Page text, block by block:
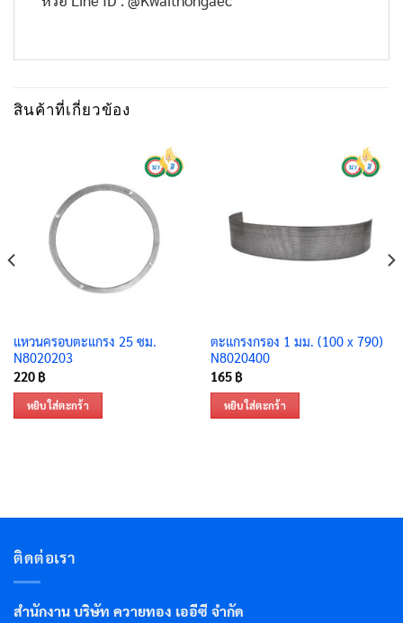
สินค้าที่เกี่ยวข้อง
แหวนครอบตะแกรง 25 ซม.
N8020203
220 ฿
หยิบใส่ตะกร้า
ตะแกรงกรอง 1 มม. (100 x 790)
N8020400
165 ฿
หยิบใส่ตะกร้า
ติดต่อเรา
สำนักงาน บริษัท ควายทอง เออีซี จำกัด